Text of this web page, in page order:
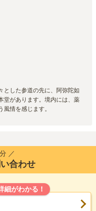
とした参道の先に、阿弥陀如
堂があります。境内には、薬
情を感じます。
／
合わせ
細がわかる！